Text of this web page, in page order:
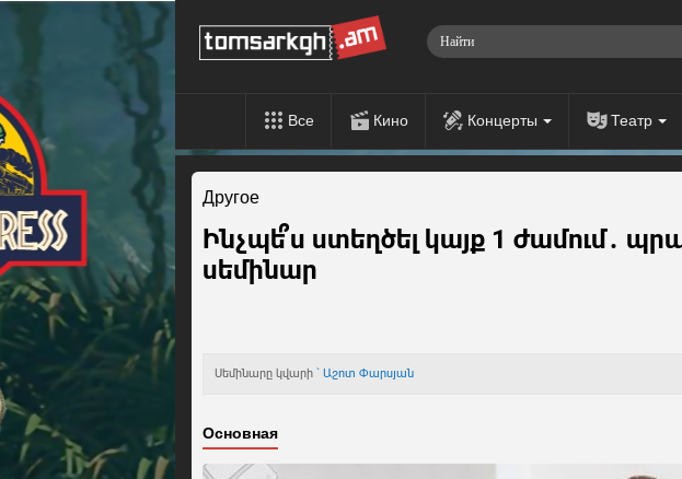
Все Кино Концерты Театр
Другое
Ինչպե՞ս ստեղծել կայք 1 ժամում․
սեմինար
Սեմինարը կվարի ` Աշոտ Փարսյան
Основная